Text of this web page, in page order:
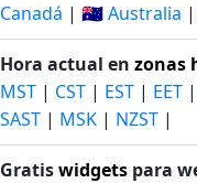
Canadá | 🇦🇺 Australia |
Hora actual en zonas
MST | CST | EST | EET |
SAST | MSK | NZST |
Gratiswidgets para